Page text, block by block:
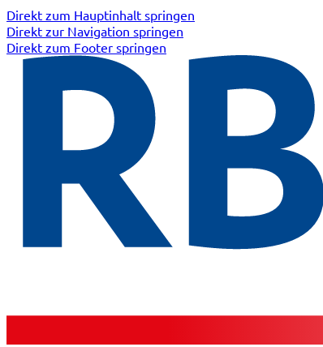
Direkt zum Hauptinhalt springen
Direkt zur Navigation springen
Direkt zum Footer springen